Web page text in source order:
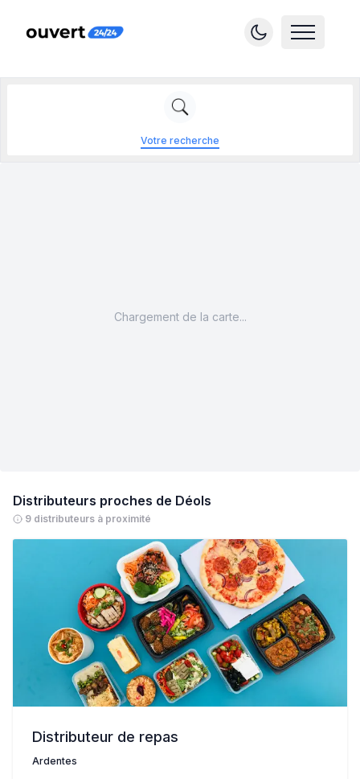
Votre recherche
Distributeurs proches de Déols
9 distributeurs à proximité
Distributeur de repas
Ardentes
Chargement de la carte...